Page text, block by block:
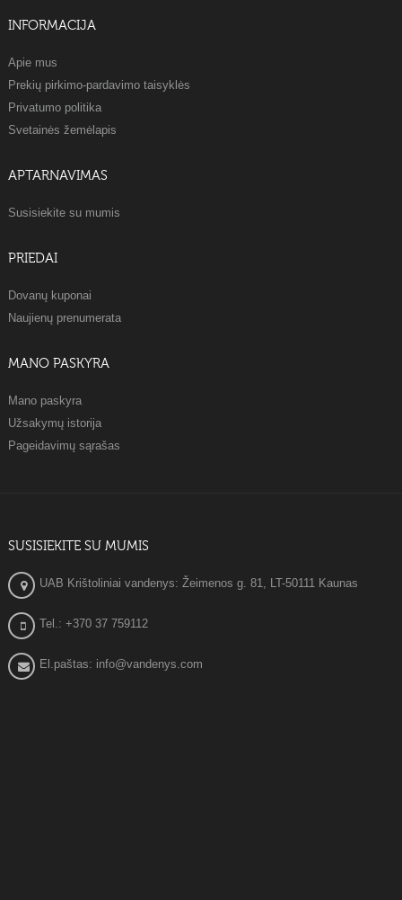
INFORMACIJA
Apie mus
Prekių pirkimo-pardavimo taisyklės
Privatumo politika
Svetainės žemėlapis
APTARNAVIMAS
Susisiekite su mumis
PRIEDAI
Dovanų kuponai
Naujienų prenumerata
MANO PASKYRA
Mano paskyra
Užsakymų istorija
Pageidavimų sąrašas
SUSISIEKITE SU MUMIS
UAB Krištoliniai vandenys: Žeimenos g. 81, LT-50111 Kaunas
Tel.: +370 37 759112
El.paštas: info@vandenys.com